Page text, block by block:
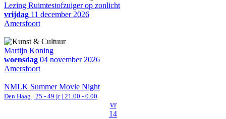
Lezing Ruimtestofzuiger op zonlicht
vrijdag 11 december 2026
Amersfoort
Martijn Koning
woensdag 04 november 2026
Amersfoort
NMLK Summer Movie Night
Den Haag | 25 - 49 jr | 21.00 - 0.00
vr
14